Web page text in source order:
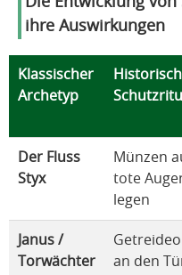
ihre Auswirkungen
Klassischer
Archetyp
Der Fluss
Styx
Münzen
tote
legen
Janus /
Torwächter
an den